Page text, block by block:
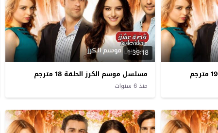
1:39:18
مسلسل موسم الكرز الحلقة 18 مترجم
منذ 6 سنوات